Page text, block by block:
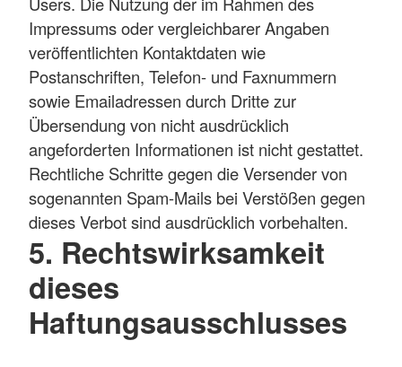
Impressums oder vergleichbarer Angaben
veröffentlichten Kontaktdaten wie
Postanschriften, Telefon- und Faxnummern
sowie Emailadressen durch Dritte zur
Übersendung von nicht ausdrücklich
angeforderten Informationen ist nicht gestattet.
Rechtliche Schritte gegen die Versender von
sogenannten Spam-Mails bei Verstößen gegen
dieses Verbot sind ausdrücklich vorbehalten.
5. Rechtswirksamkeit
dieses
Haftungsausschlusses